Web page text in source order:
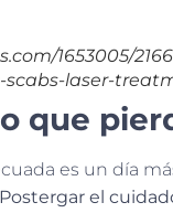
1653005/
laser-
que
es un día
Postergar el